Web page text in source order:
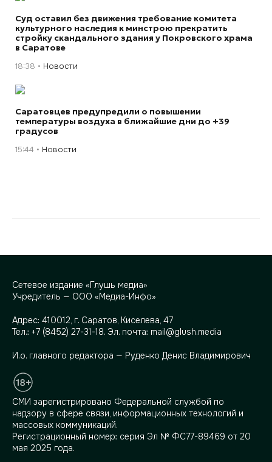
Суд оставил без движения требование комитета
культурного наследия к минстрою прекратить
стройку скандального здания у Покровского храма
в Саратове
18:38 Новости
Саратовцев предупредили о повышении
температуры воздуха в ближайшие дни до +39
градусов
15:44 Новости
Сетевое издание «Глушь медиа»
Учредитель — ООО «Медиа-Инфо»
Адрес: 410012, г. Саратов, Киселева, 47
Тел.: +7 (8452) 27-31-18. Эл. почта: mail@glush.media
И.о. главного редактора — Руденко Денис Владимирович
СМИ зарегистрировано Федеральной службой по
надзору в сфере связи, информационных технологий и
массовых коммуникаций.
Регистрационный номер: серия Эл № ФС77-89469 от 20
мая 2025 года.